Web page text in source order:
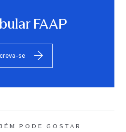
FAAP
se
PODE GOSTAR